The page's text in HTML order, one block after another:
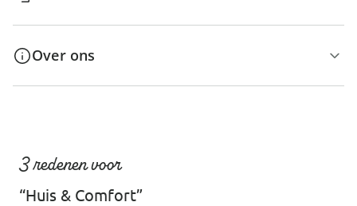
Over ons
3 redenen voor
“Huis & Comfort”